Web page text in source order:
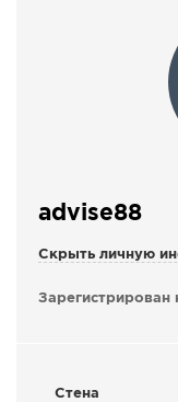
СТАТЬИ
advise88
Скрыть личную
Зарегистрирован
Стена